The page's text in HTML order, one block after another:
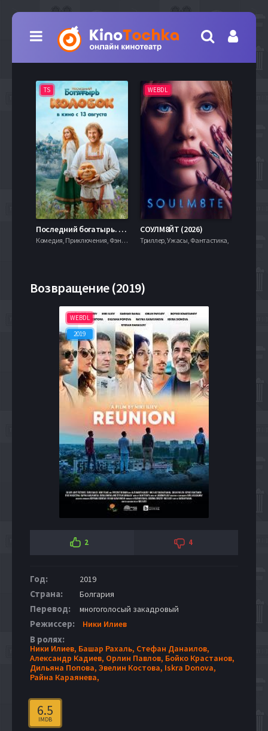
TS
Последний богатырь. Колобок (2026)
Комедия, Приключения, Фэнтези,
WEBDL
СОУЛМ8ЙТ (2026)
Триллер, Ужасы, Фантастика,
Возвращение (2019)
WEBDL
2019
2 4
Год: 2019
Страна: Болгария
Перевод: многоголосый закадровый
Режиссер: Ники Илиев
В ролях:
Ники Илиев, Башар Рахаль, Стефан Данаилов,
Александр Кадиев, Орлин Павлов, Бойко Крастанов,
Дильяна Попова, Эвелин Костова, Iskra Donova,
Райна Караянева,
6.5
IMDB